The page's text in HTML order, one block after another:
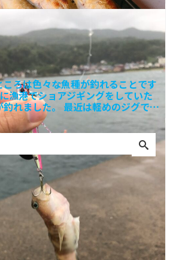
ろは色々な魚種が釣れることです
漁港でショアジギングをしていた
れました。 最近は軽めのジグで行